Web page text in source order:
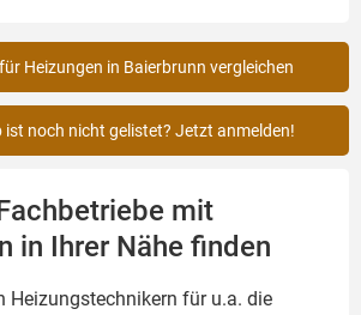
Heizungen in Baierbrunn vergleichen
ist noch nicht gelistet? Jetzt anmelden!
mit
in Ihrer Nähe finden
Heizungstechnikern für u.a. die